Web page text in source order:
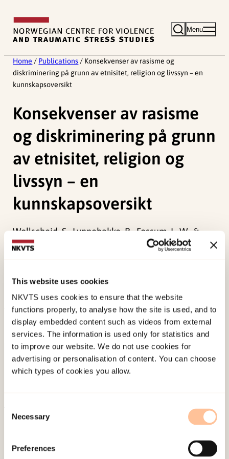
This website uses cookies
NKVTS uses cookies to ensure that the website
functions properly, to analyse how the site is used, and to
display embedded content such as videos from external
services. The information is used only for statistics and
to improve our website. We do not use cookies for
advertising or personalisation of content. You can choose
which types of cookies you allow.
Selection
Necessary
Preferences
content
Menu
Home / Publications / Konsekvenser av rasisme og
diskriminering på grunn av etnisitet, religion og livssyn – en
kunnskapsoversikt
Konsekvenser av rasisme
og diskriminering på grunn
av etnisitet, religion og
livssyn – en
kunnskapsoversikt
Wollscheid, S., Lynnebakke, B., Fossum, L. W., &
Bergene, A. C. (2021).
Konsekvenser av rasisme og
livssyn – en kunnskapsoversikt
Published:19. March 2026
Last modified:7. August 2026
About NKVTS
Publications